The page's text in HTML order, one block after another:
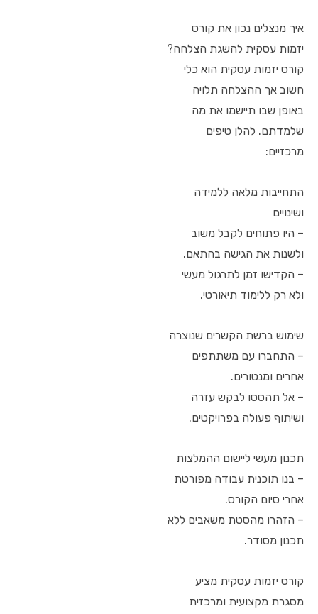
איך מנצלים נכון את קורס
יזמות עסקית להשגת הצלחה?
קורס יזמות עסקית הוא כלי
חשוב אך ההצלחה תלויה
באופן שבו תיישמו את מה
שלמדתם. להלן טיפים
מרכזיים:
התחייבות מלאה ללמידה
ושינויים
– היו פתוחים לקבל משוב
ולשנות את הגישה בהתאם.
– הקדישו זמן לתרגול מעשי
ולא רק ללימוד תיאורטי.
שימוש ברשת הקשרים שנוצרה
– התחברו עם משתתפים
אחרים ומנטורים.
– אל תהססו לבקש עזרה
ושיתוף פעולה בפרויקטים.
תכנון מעשי ליישום ההמלצות
– בנו תוכנית עבודה מפורטת
אחרי סיום הקורס.
– הזהרו מהסטת משאבים ללא
תכנון מסודר.
קורס יזמות עסקית מציע
מסגרת מקצועית ומרכזית